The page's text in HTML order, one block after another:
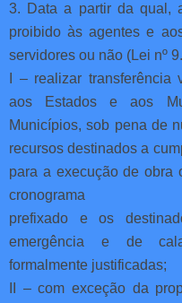
3. Data a partir da qual,
proibido às agentes e
servidores ou não (Lei nº
I – realizar
aos Estados e aos
Municípios, sob pena de
recursos destinados a
para a execução de obra
cronograma
prefixado e os
emergência e de
formalmente justificadas;
II – com exceção da